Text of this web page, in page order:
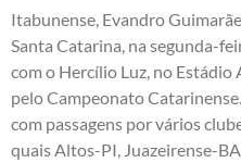
Itabunense, Evandro
Santa Catarina, na segunda-
com o Hercílio Luz, no
pelo Campeonato
com passagens por vários
quais Altos-PI, Juazeirense-